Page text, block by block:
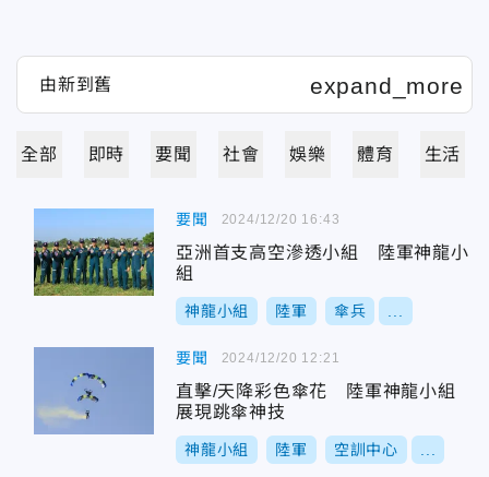
全部 即時 要聞 社會 娛樂 體育 生活
要聞
亞洲首支高空滲透小組 陸軍神龍小
組
神龍小組 陸軍 傘兵
2024/12/20 16:43
要聞
直擊/天降彩色傘花 陸軍神龍小組
展現跳傘神技
神龍小組 陸軍 空訓中心
2024/12/20 12:21